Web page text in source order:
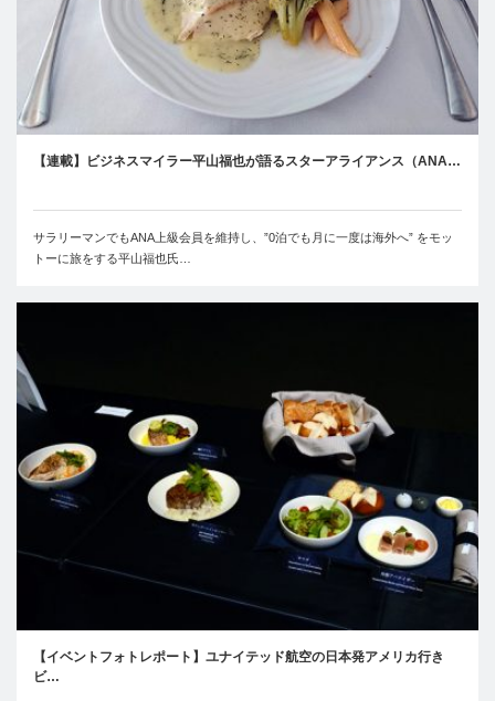
【連載】ビジネスマイラー平山福也が語るスターアライアンス（ANA…
サラリーマンでもANA上級会員を維持し、”0泊でも月に一度は海外へ” をモッ
トーに旅をする平山福也氏…
【イベントフォトレポート】ユナイテッド航空の日本発アメリカ行き
ビ…